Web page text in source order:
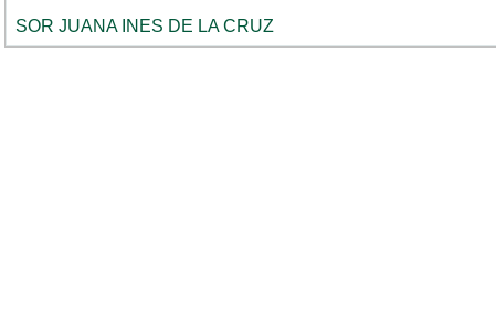
SOR JUANA INES DE LA CRUZ